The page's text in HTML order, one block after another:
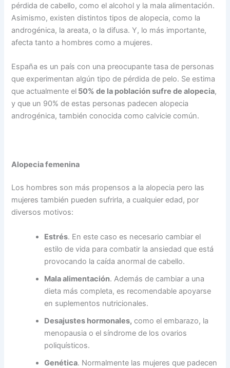
pérdida de cabello, como el alcohol y la mala alimentación.
Asimismo, existen distintos tipos de alopecia, como la
androgénica, la areata, o la difusa. Y, lo más importante,
afecta tanto a hombres como a mujeres.
España es un país con una preocupante tasa de personas
que experimentan algún tipo de pérdida de pelo. Se estima
que actualmente el 50% de la población sufre de alopecia,
y que un 90% de estas personas padecen alopecia
androgénica, también conocida como calvicie común.
Alopecia femenina
Los hombres son más propensos a la alopecia pero las
mujeres también pueden sufrirla, a cualquier edad, por
diversos motivos:
Estrés. En este caso es necesario cambiar el
estilo de vida para combatir la ansiedad que está
provocando la caída anormal de cabello.
Mala alimentación. Además de cambiar a una
dieta más completa, es recomendable apoyarse
en suplementos nutricionales.
Desajustes hormonales, como el embarazo, la
menopausia o el síndrome de los ovarios
poliquísticos.
Genética. Normalmente las mujeres que padecen